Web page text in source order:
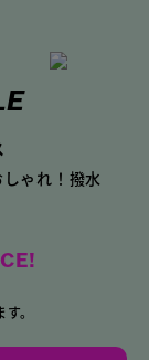
ゃれ！ 撥水
。